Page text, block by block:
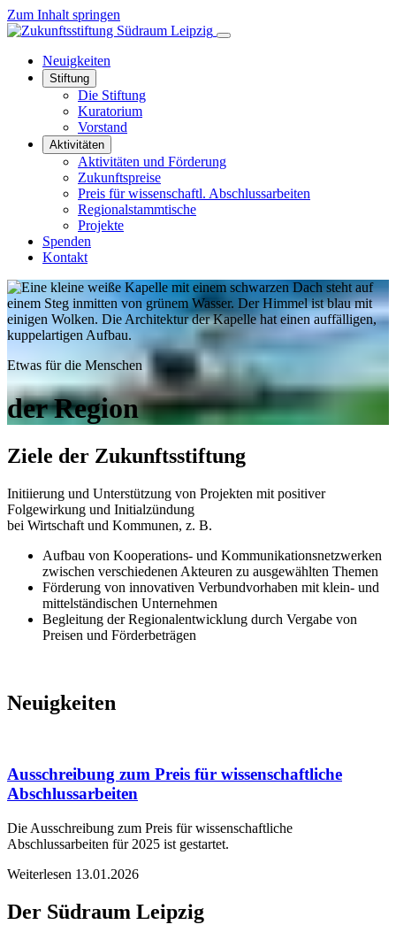
Zum Inhalt springen
Neuigkeiten
Stiftung
Die Stiftung
Kuratorium
Vorstand
Aktivitäten
Aktivitäten und Förderung
Zukunftspreise
Preis für wissenschaftl. Abschlussarbeiten
Regionalstammtische
Projekte
Spenden
Kontakt
Etwas für die Menschen
der Region
Ziele der Zukunftsstiftung
Initiierung und Unterstützung von Projekten mit positiver
Folgewirkung und Initialzündung
bei Wirtschaft und Kommunen, z. B.
Aufbau von Kooperations- und Kommunikationsnetzwerken
zwischen verschiedenen Akteuren zu ausgewählten Themen
Förderung von innovativen Verbundvorhaben mit klein- und
mittelständischen Unternehmen
Begleitung der Regionalentwicklung durch Vergabe von
Preisen und Förderbeträgen
Neuigkeiten
Ausschreibung zum Preis für wissenschaftliche
Abschlussarbeiten
Die Ausschreibung zum Preis für wissenschaftliche
Abschlussarbeiten für 2025 ist gestartet.
Weiterlesen 13.01.2026
Der Südraum Leipzig